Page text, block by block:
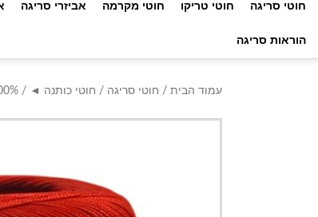
חוטי סריגה חוטי טריקו חוטי מקרמה אביזרי סריגה
הוראות סריגה
עמוד הבית / חוטי סריגה / חוטי כותנה ◄ /
100%